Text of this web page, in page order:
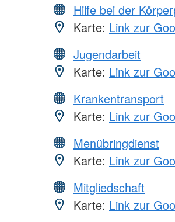
Hilfe bei der
Karte: Link zur
Jugendarbeit
Karte: Link zur
Krankentransport
Karte: Link zur
Menübringdienst
Karte: Link zur
Mitgliedschaft
Karte: Link zur